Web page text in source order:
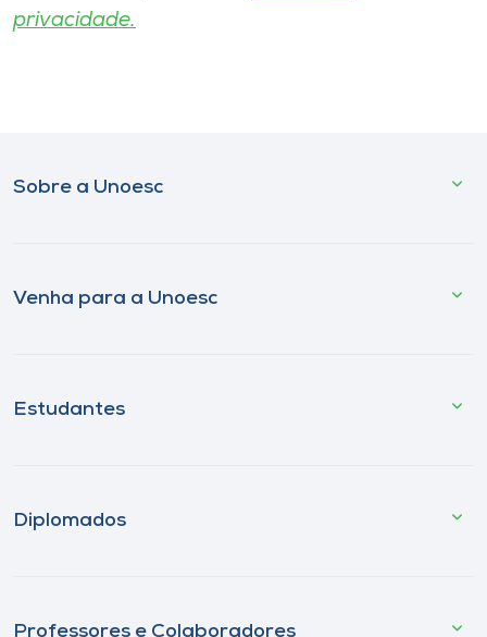
privacidade.
Sobre a Unoesc
Venha para a Unoesc
Estudantes
Diplomados
Professores e Colaboradores